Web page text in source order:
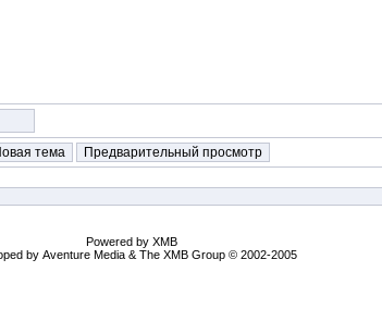
Powered by XMB
by Aventure Media & The XMB Group © 2002-2005